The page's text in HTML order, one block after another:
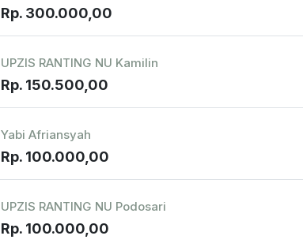
Rp. 300.000,00
UPZIS RANTING NU Kamilin
Rp. 150.500,00
Yabi Afriansyah
Rp. 100.000,00
UPZIS RANTING NU Podosari
Rp. 100.000,00